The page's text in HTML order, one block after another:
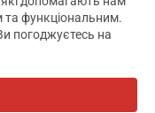
43631965.
АПТЕКА911.ЮА
функціональним.
погоджуєтесь на
✕